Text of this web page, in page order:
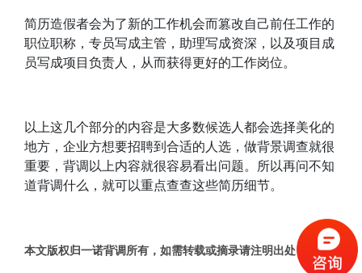
简历造假者会为了新的工作机会而篡改自己前任工作的
职位职称，专员写成主管，助理写成资深，以及项目成
员写成项目负责人，从而获得更好的工作岗位。
以上这几个部分的内容是大多数候选人都会选择美化的
地方，企业方想要招聘到合适的人选，做背景调查就很
重要，背调以上内容就很容易看出问题。所以再问不知
道背调什么，就可以重点查查这些简历细节。
本文版权归一诺背调所有，如需转载或摘录请注明出处！